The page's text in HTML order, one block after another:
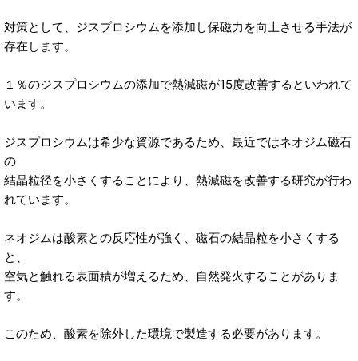
対策として、ジスプロシウムを添加し保磁力を向上させる手法が
存在します。
１％のジスプロシウムの添加で熱減磁が15度改善するといわれて
います。
ジスプロシウムは希少な資源であるため、最近ではネオジム磁石
の
結晶粒径を小さくすることにより、熱減磁を改善する研究が行わ
れています。
ネオジムは酸素との反応性が強く、磁石の結晶粒を小さくする
と、
空気と触れる表面積が増えるため、自然発火することがありま
す。
このため、酸素を除外した環境で製造する必要があります。